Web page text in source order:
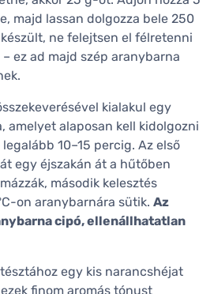
majd lassan dolgozza bele 250
ne felejtsen el félretenni
ez ad majd szép aranybarna
kialakul egy
amelyet alaposan kell kidolgozni
10–15 percig. Az első
egy éjszakán át a hűtőben
második kelesztés
on aranybarnára sütik. Az
cipó, ellenállhatatlan
egy kis narancshéjat
finom aromás tónust